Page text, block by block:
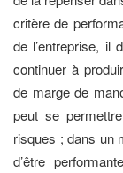
critère de
de l’entreprise, il
continuer à
de marge de
peut se
risques ; dans un
d’être